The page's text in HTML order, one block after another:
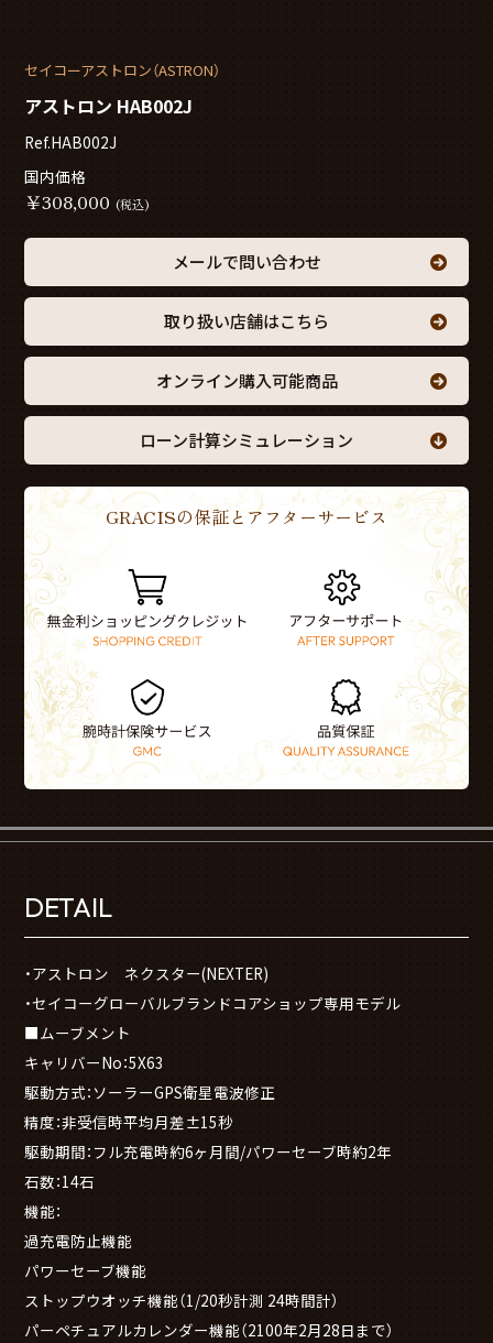
セイコーアストロン（ASTRON）
アストロン HAB002J
Ref.HAB002J
国内価格
￥308,000 (税込)
メールで問い合わせ
取り扱い店舗はこちら
オンライン購入可能商品
ローン計算シミュレーション
GRACISの保証とアフターサービス
DETAIL
・アストロン ネクスター(NEXTER)
・セイコーグローバルブランドコアショップ専用モデル
■ムーブメント
キャリバーNo：5X63
駆動方式：ソーラーGPS衛星電波修正
精度：非受信時平均月差±15秒
駆動期間：フル充電時約6ヶ月間/パワーセーブ時約2年
石数：14石
機能：
過充電防止機能
パワーセーブ機能
ストップウオッチ機能（1/20秒計測 24時間計）
パーペチュアルカレンダー機能（2100年2月28日まで）